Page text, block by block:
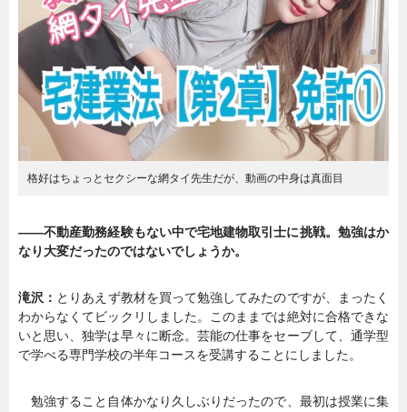
格好はちょっとセクシーな網タイ先生だが、動画の中身は真面目
――不動産勤務経験もない中で宅地建物取引士に挑戦。勉強はか
なり大変だったのではないでしょうか。
滝沢： とりあえず教材を買って勉強してみたのですが、まったく
わからなくてビックリしました。このままでは絶対に合格できな
いと思い、独学は早々に断念。芸能の仕事をセーブして、通学型
で学べる専門学校の半年コースを受講することにしました。
勉強すること自体かなり久しぶりだったので、最初は授業に集